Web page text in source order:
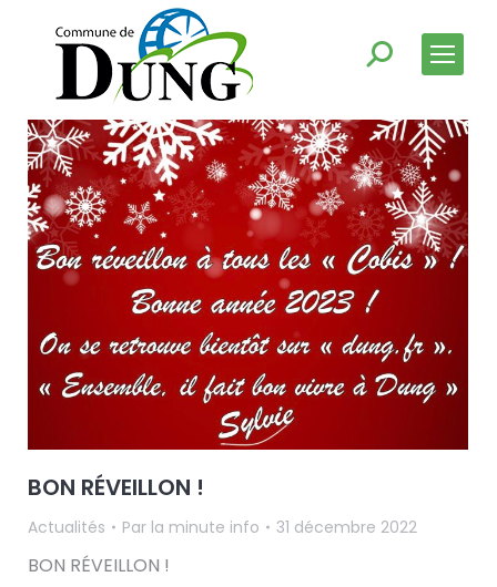
BON RÉVEILLON !
Actualités Par la minute info 31 décembre 2022
BON RÉVEILLON !